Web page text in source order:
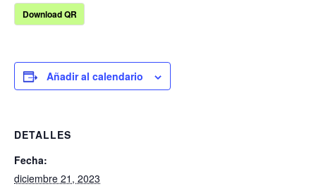
Download QR
Añadir al calendario
DETALLES
Fecha:
diciembre 21, 2023